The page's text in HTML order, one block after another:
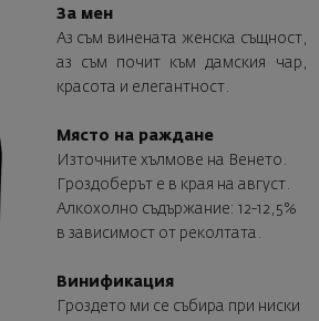
За мен
Аз съм винената женска същност,
аз съм почит към дамския чар,
красота и елегантност.
Място на раждане
Източните хълмове на Венето.
Гроздоберът е в края на август.
Алкохолно съдържание: 12-12,5%
в зависимост от реколтата.
Винификация
Гроздето ми се събира при ниски